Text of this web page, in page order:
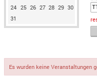
24 25 26 27 28 29 30
31
Es wurden keine Veranstaltungen